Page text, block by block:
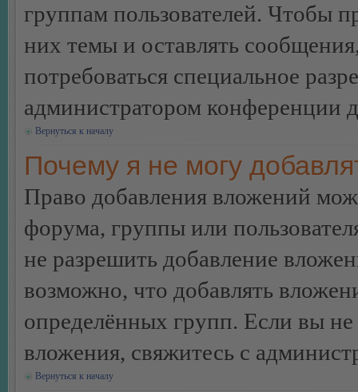
группам пользователей. Чтобы
них темы и оставлять
потребоваться специальное
администратором конференции
Вернуться к началу
Почему я не могу
Право добавления вложений
форума, группы или
не разрешить добавление
возможно, что добавлять
определённых групп. Если вы не
вложения, свяжитесь с
Вернуться к началу